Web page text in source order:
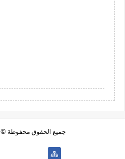
جميع الحقوق محفوظة ©